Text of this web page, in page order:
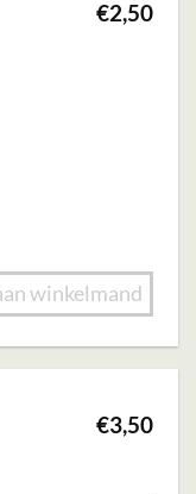
€2,50
winkelmand
€3,50